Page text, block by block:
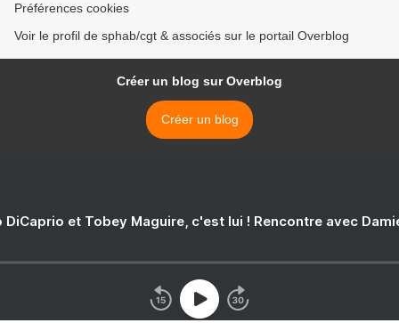
Préférences cookies
Voir le profil de sphab/cgt & associés sur le portail Overblog
Créer un blog sur Overblog
Créer un blog
DiCaprio et Tobey Maguire, c'est lui ! Rencontre avec